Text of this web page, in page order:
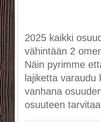
2025 kaikki
vähintään 2
Näin pyrimme
lajiketta
vanhana
osuuteen